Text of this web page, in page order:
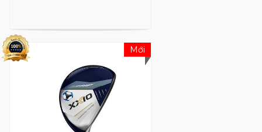
công nghệ như "Double Speed Technology"
và "Smart Impact Shaft," dòng sản phẩm này
nhắm đến việc tối ưu hóa tốc độ và khoảng
cách của cú đánh.
XXIO X:Dòng sản phẩm XXIO X là một sự
Mới